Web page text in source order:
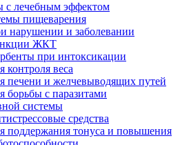
с лечебным эффектом
пищеварения
нарушении и заболевании
ЖКТ
при интоксикации
контроля веса
печени и желчевыводящих путей
борьбы с паразитами
системы
средства
поддержания тонуса и повышения